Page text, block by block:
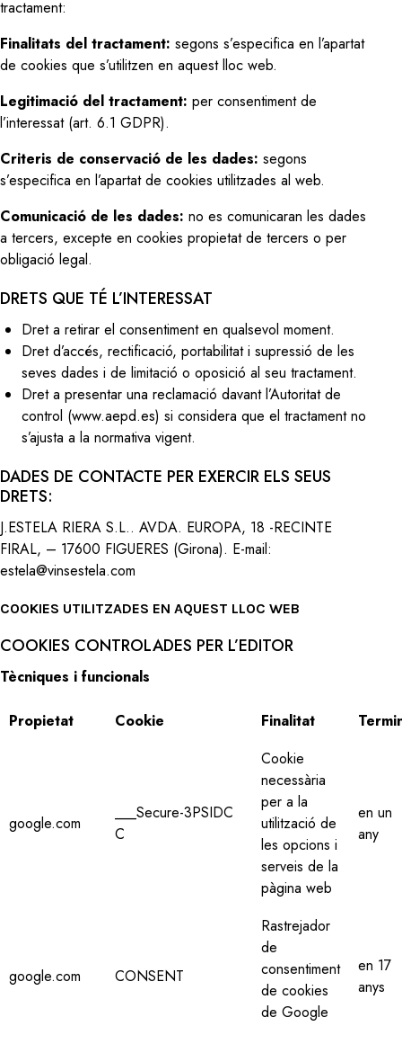
tractament:
Finalitats del tractament: segons s’especifica en l’apartat
de cookies que s’utilitzen en aquest lloc web.
Legitimació del tractament: per consentiment de
l’interessat (art. 6.1 GDPR).
Criteris de conservació de les dades: segons
s’especifica en l’apartat de cookies utilitzades al web.
Comunicació de les dades: no es comunicaran les dades
a tercers, excepte en cookies propietat de tercers o per
obligació legal.
DRETS QUE TÉ L’INTERESSAT
Dret a retirar el consentiment en qualsevol moment.
Dret d’accés, rectificació, portabilitat i supressió de les
seves dades i de limitació o oposició al seu tractament.
Dret a presentar una reclamació davant l’Autoritat de
control (www.aepd.es) si considera que el tractament no
s’ajusta a la normativa vigent.
DADES DE CONTACTE PER EXERCIR ELS SEUS
DRETS:
J.ESTELA RIERA S.L.. AVDA. EUROPA, 18 -RECINTE
FIRAL, – 17600 FIGUERES (Girona). E-mail:
estela@vinsestela.com
COOKIES UTILITZADES EN AQUEST LLOC WEB
COOKIES CONTROLADES PER L’EDITOR
Tècniques i funcionals
Propietat Cookie Finalitat
google.com
___Secure-3PSIDC
C
Cookie
necessària
per a la
utilització de
les opcions i
serveis de la
pàgina web
en un
any
google.com CONSENT
Rastrejador
de
consentiment
de cookies
de Google
en 17
anys